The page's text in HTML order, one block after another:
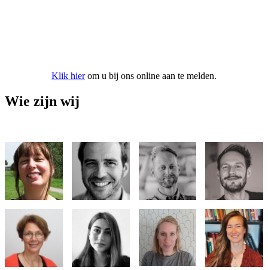
Klik hierom u bij ons online aan te melden.
Wie zijn wij